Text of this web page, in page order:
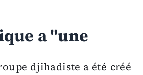
a "une
djihadiste a été créé